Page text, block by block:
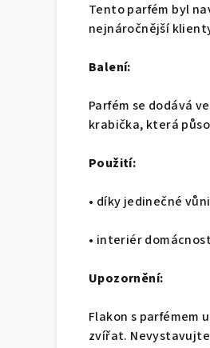
Tento parfém byl
nejnáročnější
Balení:
Parfém se dodává
krabička, která
Použití:
• díky jedinečné
• interiér
Upozornění:
Flakon s parfémem
zvířat.